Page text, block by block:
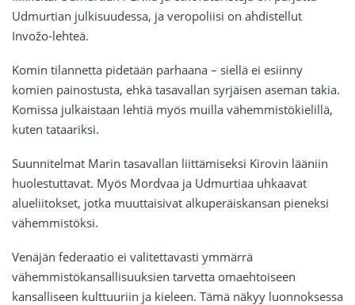
Udmurtian julkisuudessa, ja veropoliisi on ahdistellut
Invožo-lehteä.
Komin tilannetta pidetään parhaana – siellä ei esiinny
komien painostusta, ehkä tasavallan syrjäisen aseman takia.
Komissa julkaistaan lehtiä myös muilla vähemmistökielillä,
kuten tataariksi.
Suunnitelmat Marin tasavallan liittämiseksi Kirovin lääniin
huolestuttavat. Myös Mordvaa ja Udmurtiaa uhkaavat
alueliitokset, jotka muuttaisivat alkuperäiskansan pieneksi
vähemmistöksi.
Venäjän federaatio ei valitettavasti ymmärrä
vähemmistökansallisuuksien tarvetta omaehtoiseen
kansalliseen kulttuuriin ja kieleen. Tämä näkyy luonnoksessa